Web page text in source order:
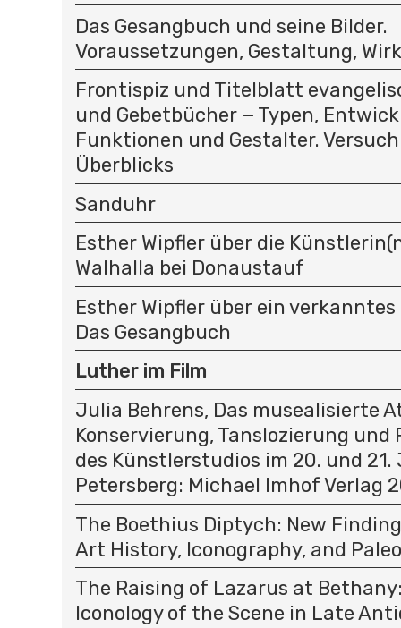
Das Gesangbuch und seine Bilder.
Voraussetzungen, Gestaltung,
Frontispiz und Titelblatt
und Gebetbücher − Typen,
Funktionen und Gestalter.
Überblicks
Sanduhr
Esther Wipfler über die
Walhalla bei Donaustauf
Esther Wipfler über ein
Das Gesangbuch
Luther im Film
Julia Behrens, Das musealisierte
Konservierung, Tanslozierung
des Künstlerstudios im 20. und
Petersberg: Michael Imhof Verlag
The Boethius Diptych: New
Art History, Iconography, and
The Raising of Lazarus at
Iconology of the Scene in Late